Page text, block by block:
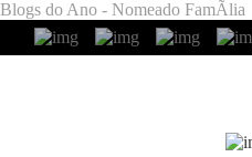
Blogs do Ano - Nomeado FamÃ­lia